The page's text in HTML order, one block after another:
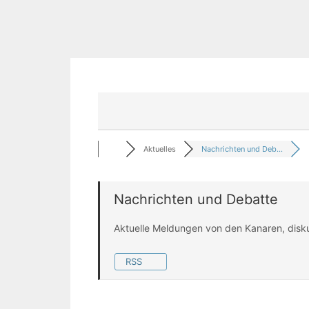
Aktuelles Nachrichten und Deb...
Nachrichten und Debatte
Aktuelle Meldungen von den Kanaren,
RSS